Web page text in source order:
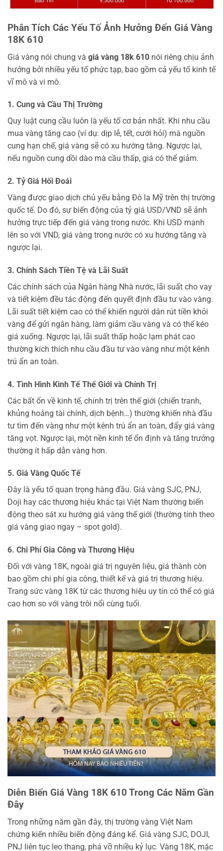
Phân Tích Các Yếu Tố Ảnh Hưởng Đến Giá Vàng
18K 610
Giá vàng nói chung và giá vàng 18k 610 nói riêng chịu ảnh
hưởng bởi nhiều yếu tố phức tạp, bao gồm cả yếu tố kinh tế
vĩ mô và vi mô.
1. Cung và Cầu Thị Trường
Quy luật cung cầu luôn là yếu tố cơ bản nhất. Khi nhu cầu
mua vàng tăng cao (ví dụ: dịp lễ, tết, cưới hỏi) mà nguồn
cung hạn chế, giá vàng sẽ có xu hướng tăng. Ngược lại,
nếu nguồn cung dồi dào mà cầu thấp, giá có thể giảm.
2. Tỷ Giá Hối Đoái
Vàng được giao dịch chủ yếu bằng Đô la Mỹ trên thị trường
quốc tế. Do đó, sự biến động của tỷ giá USD/VND sẽ ảnh
hưởng trực tiếp đến giá vàng trong nước. Khi USD mạnh
lên so với VND, giá vàng trong nước có xu hướng tăng và
ngược lại.
3. Chính Sách Tiền Tệ và Lãi Suất
Các chính sách của Ngân hàng Nhà nước, lãi suất cho vay
và tiết kiệm đều tác động đến quyết định đầu tư vào vàng.
Lãi suất tiết kiệm cao có thể khiến người dân rút tiền khỏi
vàng để gửi ngân hàng, làm giảm cầu vàng và có thể kéo
giá xuống. Ngược lại, lãi suất thấp hoặc lạm phát cao
thường kích thích nhu cầu đầu tư vào vàng như một kênh
trú ẩn an toàn.
4. Tình Hình Kinh Tế Thế Giới và Chính Trị
Các bất ổn về kinh tế, chính trị trên thế giới (chiến tranh,
khủng hoảng tài chính, dịch bệnh…) thường khiến nhà đầu
tư tìm đến vàng như một kênh trú ẩn an toàn, đẩy giá vàng
tăng vọt. Ngược lại, một nền kinh tế ổn định và tăng trưởng
thường ít hấp dẫn vàng hơn.
5. Giá Vàng Quốc Tế
Đây là yếu tố quan trọng hàng đầu. Giá vàng SJC, PNJ,
Doji hay các thương hiệu khác tại Việt Nam thường biến
động theo sát xu hướng giá vàng thế giới (thường tính theo
giá vàng giao ngay – spot gold).
6. Chi Phí Gia Công và Thương Hiệu
Đối với vàng 18K, ngoài giá trị nguyên liệu, giá thành còn
bao gồm chi phí gia công, thiết kế và giá trị thương hiệu.
Trang sức vàng 18K từ các thương hiệu uy tín có thể có giá
cao hơn so với vàng trôi nổi cùng tuổi.
Diễn Biến Giá Vàng 18K 610 Trong Các Năm Gần
Đây
Trong những năm gần đây, thị trường vàng Việt Nam
chứng kiến nhiều biến động đáng kể. Giá vàng SJC, DOJI,
PNJ liên tục leo thang, phá vỡ nhiều kỷ lục. Vàng 18K, mặc